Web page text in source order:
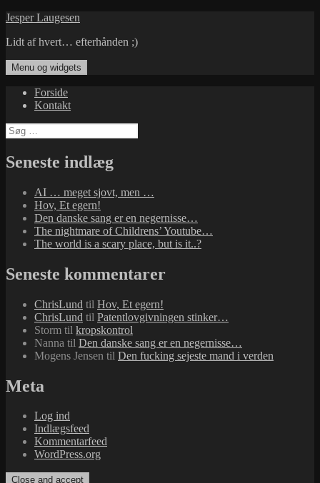
Hop
indhold
Jesper Laugesen
Lidt af hvert… efterhånden ;)
Menu og widgets
Forside
Kontakt
Søg
efter:
Seneste indlæg
AI … meget sjovt, men …
Hov, Et egern!
Den danske sang er en negernisse…
The nightmare of Childrens’ Youtube…
The world is a scary place, but is it..?
Seneste kommentarer
ChrisLund til Hov, Et egern!
ChrisLund til Patentlovgivningen stinker…
Storm til kropskontrol
Nanna til Den danske sang er en negernisse…
Mogens Jensen til Den fucking sejeste mand i verden
Meta
Log ind
Indlægsfeed
Kommentarfeed
WordPress.org